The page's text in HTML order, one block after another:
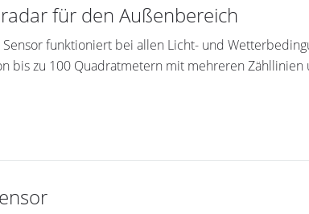
für den Außenbereich
funktioniert bei allen Licht- und
bis zu 100 Quadratmetern mit mehreren Zähllinien